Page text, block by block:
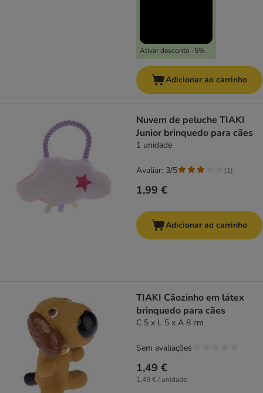
Ativar desconto -5%
Adicionar ao carrinho
Nuvem de peluche TIAKI
Junior brinquedo para cães
1 unidade
1,99 €
Avaliar: 3/5 (1)
Adicionar ao carrinho
TIAKI Cãozinho em látex
brinquedo para cães
C 5 x L 5 x A 8 cm
1,49 €
1,49 € / unidade
Sem avaliações